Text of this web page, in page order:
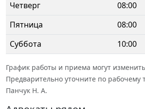
Четверг
08:00
Пятница
08:00
Суббота
10:00
График работы и приема могут
Предварительно уточните по рабочему
Панчук Н. А.